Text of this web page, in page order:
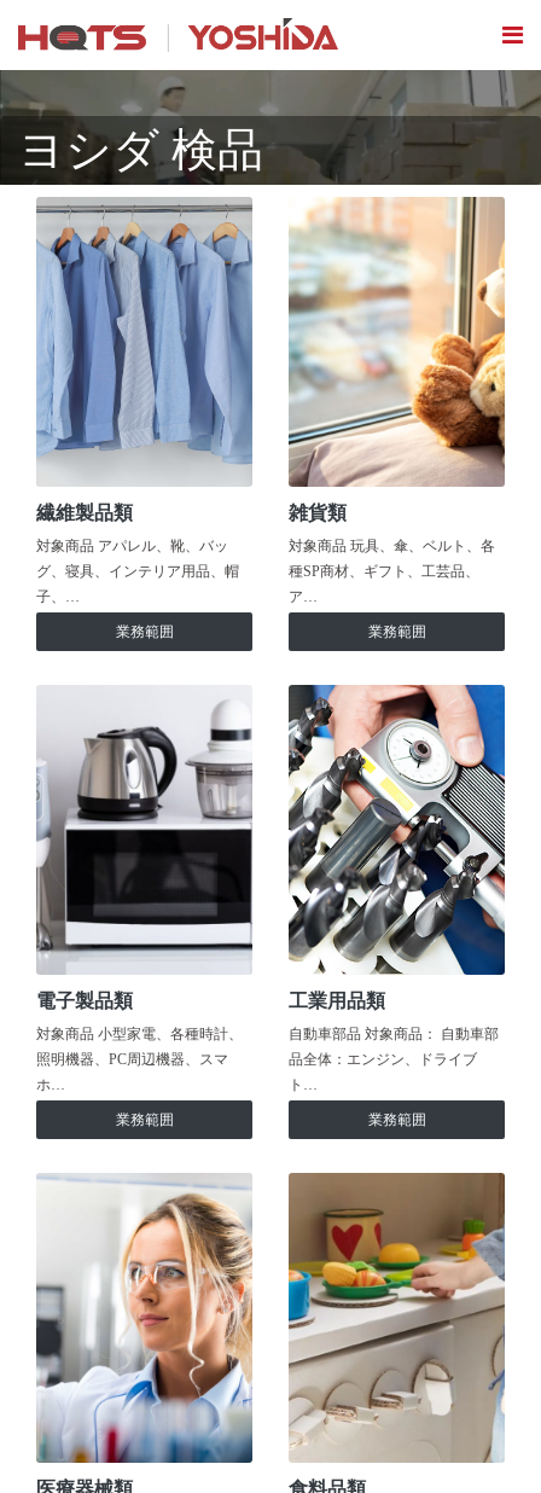
ヨシダ 検品
繊維製品類
対象商品 アパレル、靴、バッ
グ、寝具、インテリア用品、帽
子、…
業務範囲
雑貨類
対象商品 玩具、傘、ベルト、各
種SP商材、ギフト、工芸品、
ア…
業務範囲
電子製品類
対象商品 小型家電、各種時計、
照明機器、PC周辺機器、スマ
ホ…
業務範囲
工業用品類
自動車部品 対象商品： 自動車部
品全体：エンジン、ドライブ
ト…
業務範囲
医療器械類 食料品類